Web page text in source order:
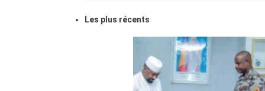
Les plus récents